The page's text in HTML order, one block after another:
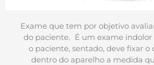
Exame que tem por objetivo
do paciente. É um exame indolor
o paciente, sentado, deve fixar
dentro do aparelho a medida